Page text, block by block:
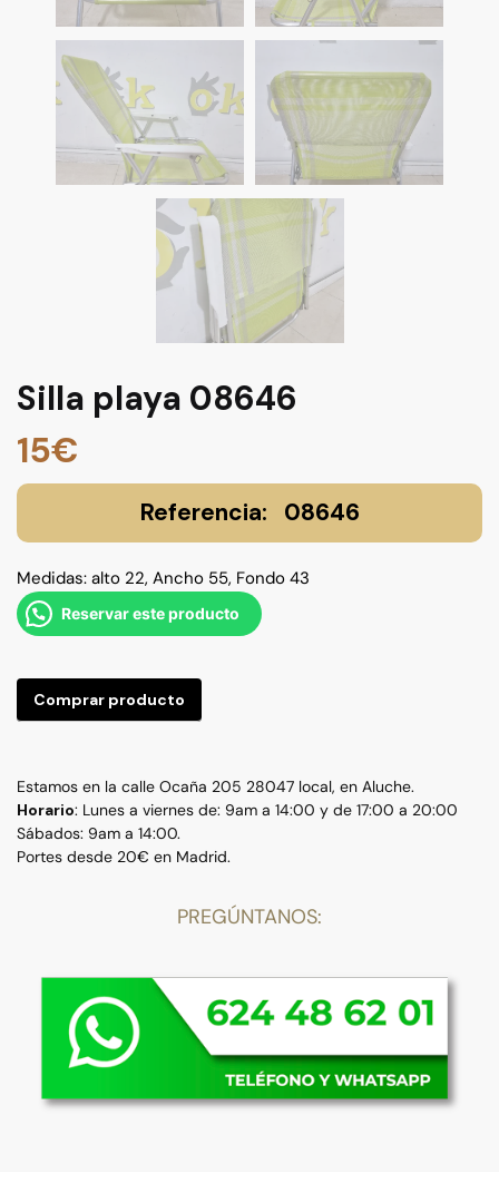
Silla playa 08646
15€
08646
Medidas: alto 22, Ancho 55, Fondo 43
Reservar este producto
Comprar producto
Estamos en la calle Ocaña 205 28047 local, en Aluche.
Horario: Lunes a viernes de: 9am a 14:00 y de 17:00 a 20:00
Sábados: 9am a 14:00.
Portes desde 20€ en Madrid.
PREGÚNTANOS: